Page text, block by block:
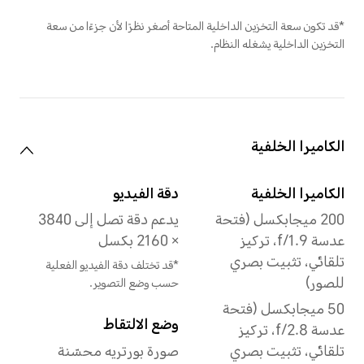
*بفضل تصميم الزوايا المنحنية
للشاشة، تبلغ دقة الشاشة
وفقًا للمستطيل القياسي (مساحة
العرض الفعلية أصغر قليلاً).